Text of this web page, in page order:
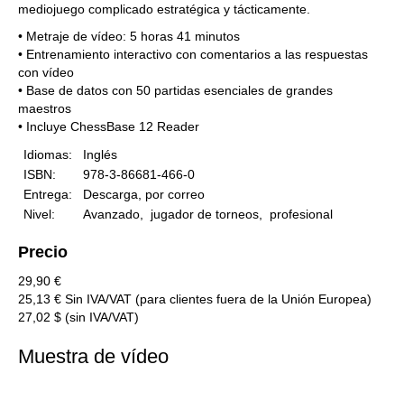
mediojuego complicado estratégica y tácticamente.
• Metraje de vídeo: 5 horas 41 minutos
• Entrenamiento interactivo con comentarios a las respuestas
con vídeo
• Base de datos con 50 partidas esenciales de grandes
maestros
• Incluye ChessBase 12 Reader
Idiomas:
Inglés
ISBN:
978-3-86681-466-0
Entrega:
Descarga, por correo
Nivel:
Avanzado, jugador de torneos, profesional
Precio
29,90 €
25,13 € Sin IVA/VAT (para clientes fuera de la Unión Europea)
27,02 $ (sin IVA/VAT)
Muestra de vídeo